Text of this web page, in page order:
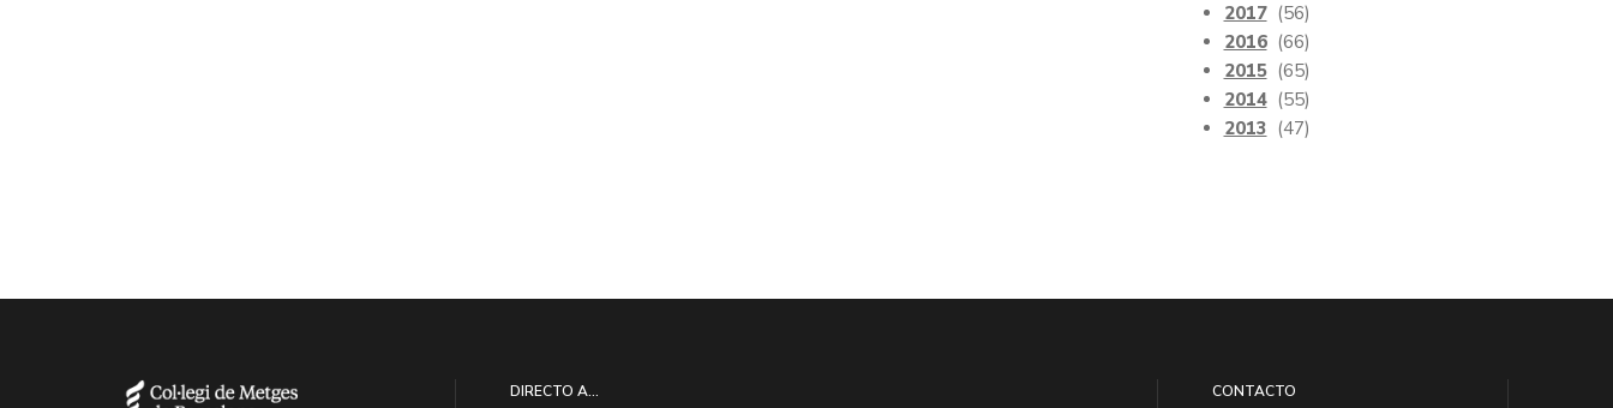
2017 (56)
2016 (66)
2015 (65)
2014 (55)
2013 (47)
DIRECTO A... CONTACTO